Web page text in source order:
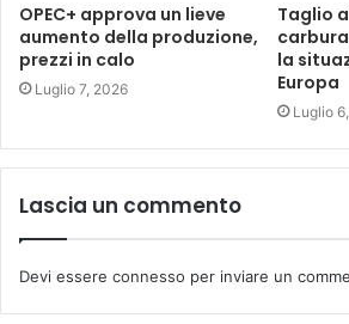
OPEC+ approva un lieve
aumento della produzione,
prezzi in calo
Luglio 7, 2026
Taglio
la
Europa
Luglio
Lascia un commento
Devi essere connesso per inviare un